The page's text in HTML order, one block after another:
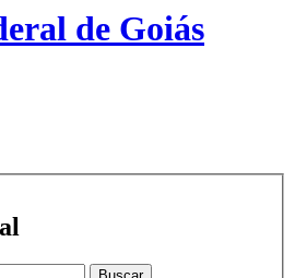
de Goiás